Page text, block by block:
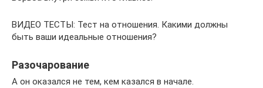
ВИДЕО ТЕСТЫ: Тест на отношения. Какими должны
быть ваши идеальные отношения?
Разочарование
А он оказался не тем, кем казался в начале.